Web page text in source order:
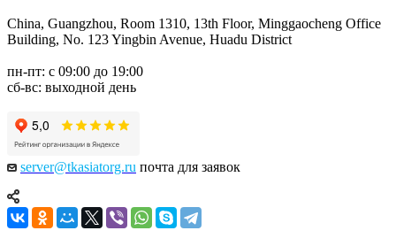
China, Guangzhou, Room 1310, 13th Floor, Minggaocheng Office
Building, No. 123 Yingbin Avenue, Huadu District
пн-пт: с 09:00 до 19:00
сб-вс: выходной день
server@tkasiatorg.ru почта для заявок